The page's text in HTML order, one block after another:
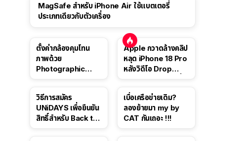
MagSafe สำหรับ iPhone Air ใช้แบตเตอรี่
ประเภทเดียวกับตัวเครื่อง
ตั้งค่ากล้องคุมโทน
ภาพด้วย
Photographic
Apple กวาดล้างคลิป
หลุด iPhone 18 Pro
หลังวิดีโอ Drop
วิธีการสมัคร
UNiDAYS เพื่อยืนยัน
สิทธิ์สำหรับ Back to
เบื่อเครือข่ายเดิม?
ลองย้ายมา my by
CAT กันเถอะ !!!